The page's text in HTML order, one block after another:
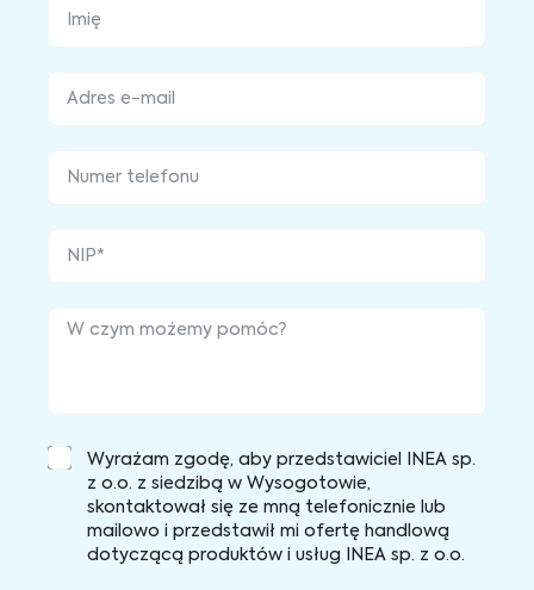
Wyrażam zgodę, aby przedstawiciel INEA sp.
z o.o. z siedzibą w Wysogotowie,
skontaktował się ze mną telefonicznie lub
mailowo i przedstawił mi ofertę handlową
dotyczącą produktów i usług INEA sp. z o.o.